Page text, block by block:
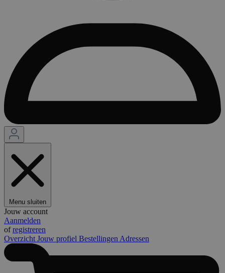
Menu sluiten
Jouw account
Aanmelden
ofregistreren
Overzicht Jouw profiel Bestellingen Adressen